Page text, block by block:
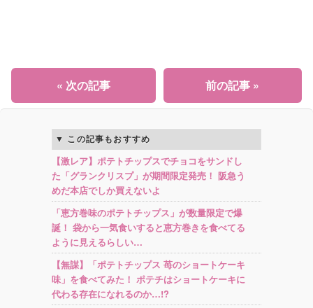
前の記事 »
« 次の記事
この記事もおすすめ
【激レア】ポテトチップスでチョコをサンドし
た「グランクリスプ」が期間限定発売！ 阪急う
めだ本店でしか買えないよ
「恵方巻味のポテトチップス」が数量限定で爆
誕！ 袋から一気食いすると恵方巻きを食べてる
ように見えるらしい…
【無謀】「ポテトチップス 苺のショートケーキ
味」を食べてみた！ ポテチはショートケーキに
代わる存在になれるのか…!?